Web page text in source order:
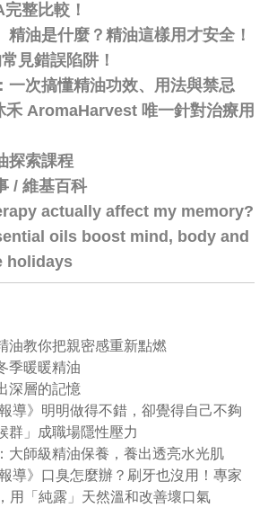
整比較！
精油是什麼？精油這樣用才安全！
見錯誤陷阱！
一次搞懂精油功效、用法與禁忌
禾 AromaHarvest 唯一針對治療用
探索課程
/ 維基百科
actually affect my memory?
oils boost mind, body and
holidays
油教你把親密感重新點燃
季暖暖精油
深層的記憶
導》明明做得不錯，卻覺得自己不夠
群」成職場隱性壓力
大師級精油保養，養出透亮水光肌
導》口臭怎麼辦？刷牙也沒用！專家
用「純露」天然溫和改善壞口氣